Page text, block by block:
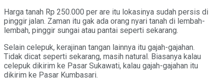
Harga tanah Rp 250.000 per are itu lokasinya sudah persis di
pinggir jalan. Zaman itu gak ada orang nyari tanah di lembah-
lembah, pinggir sungai atau pantai seperti sekarang.
Selain celepuk, kerajinan tangan lainnya itu gajah-gajahan.
Tidak dicat seperti sekarang, masih natural. Biasanya kalau
celepuk dikirim ke Pasar Sukawati, kalau gajah-gajahan itu
dikirim ke Pasar Kumbasari.